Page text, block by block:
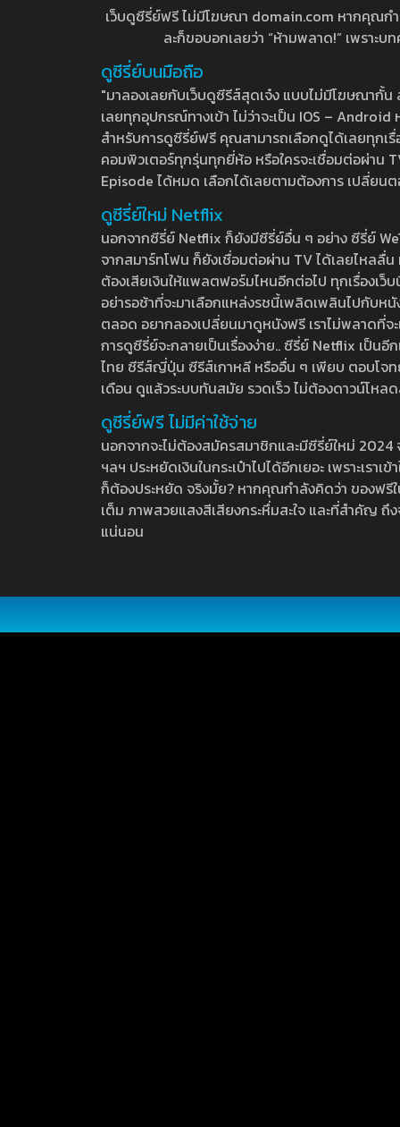
เว็บดูซีรี่ย์ฟรี ไม่มีโฆษณา domain.com หากคุณก
ละก็ขอบอกเลยว่า “ห้ามพลาด!” เพราะ
ดูซีรี่ย์บนมือถือ
"มาลองเลยกับเว็บดูซีรีส์สุดเจ๋ง แบบไม่มีโฆษณากั้
เลยทุกอุปกรณ์ทางเข้า ไม่ว่าจะเป็น IOS –
สำหรับการดูซีรี่ย์ฟรี คุณสามารถเลือกดูได้เลยทุกเ
คอมพิวเตอร์ทุกรุ่นทุกยี่ห้อ หรือใครจะเชื่อมต่อผ่าน
Episode ได้หมด เลือกได้เลยตามต้องการ เปลี่ยน
ดูซีรี่ย์ใหม่ Netflix
นอกจากซีรี่ย์ Netflix ก็ยังมีซีรี่ย์อื่น ๆ อย่าง ซีรี่ย์
จากสมาร์ทโฟน ก็ยังเชื่อมต่อผ่าน TV ได้เลยไหลลื่
ต้องเสียเงินให้แพลตฟอร์มไหนอีกต่อไป ทุกเรื่องเว็
อย่ารอช้าที่จะมาเลือกแหล่งรชนี้เพลิดเพลินไปกับห
ตลอด อยากลองเปลี่ยนมาดูหนังฟรี เราไม่พลาดที่
การดูซีรี่ย์จะกลายเป็นเรื่องง่าย.. ซีรี่ย์ Netflix เป็น
ไทย ซีรีส์ญี่ปุ่น ซีรีส์เกาหลี หรืออื่น ๆ เพียบ ตอบโจท
เดือน ดูแล้วระบบทันสมัย รวดเร็ว ไม่ต้องดาวน์โห
ดูซีรี่ย์ฟรี ไม่มีค่าใช้จ่าย
นอกจากจะไม่ต้องสมัครสมาชิกและมีซีรี่ย์ใหม่
ฯลฯ ประหยัดเงินในกระเป๋าไปได้อีกเยอะ เพราะเร
ก็ต้องประหยัด จริงมั้ย? หากคุณกำลังคิดว่า ของฟ
เต็ม ภาพสวยแสงสีเสียงกระหึ่มสะใจ และที่สำคัญ
แน่นอน